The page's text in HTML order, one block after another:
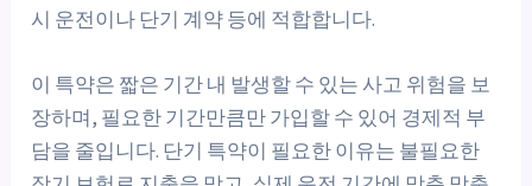
시 운전이나 단기 계약 등에 적합합니다.
이 특약은 짧은 기간 내 발생할 수 있는 사고 위험을 보
장하며, 필요한 기간만큼만 가입할 수 있어 경제적 부
담을 줄입니다. 단기 특약이 필요한 이유는 불필요한